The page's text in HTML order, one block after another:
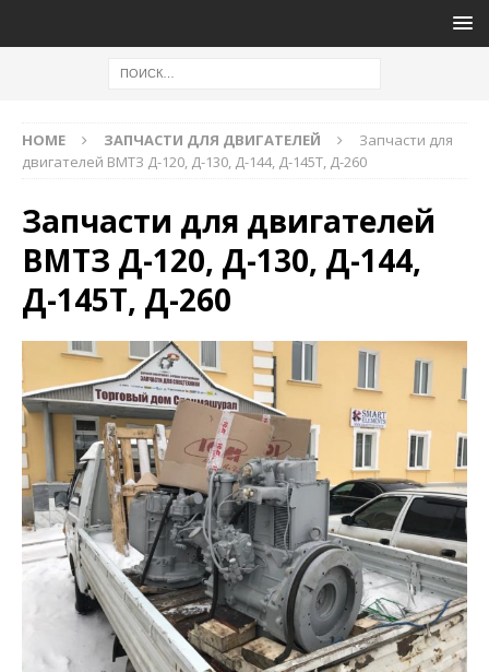
HOME ЗАПЧАСТИ ДЛЯ ДВИГАТЕЛЕЙ
Запчасти для
двигателей ВМТЗ Д-120, Д-130, Д-144, Д-145Т, Д-260
Запчасти для двигателей
ВМТЗ Д-120, Д-130, Д-144,
Д-145Т, Д-260